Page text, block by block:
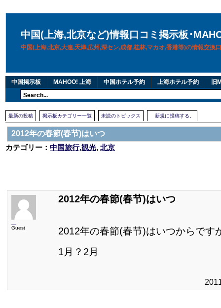
中国(上海,北京など)情報口コミ掲示板･
中国(上海,北京,大連,天津,広州,深セン,成都,桂林,マカオ,香港等)の情報交換
中国掲示板 MAHOO! 上海 中国ホテル予約 上海ホテル予約 旧
最新の投稿 掲示板カテゴリー一覧 未読のトピックス 新規に投稿する。
2012年の春節(春节)はいつ
カテゴリー： 中国旅行,観光, 北京
Guest
2012年の春節(春节)はいつ
2012年の春節(春节)はいつからです
1月？2月